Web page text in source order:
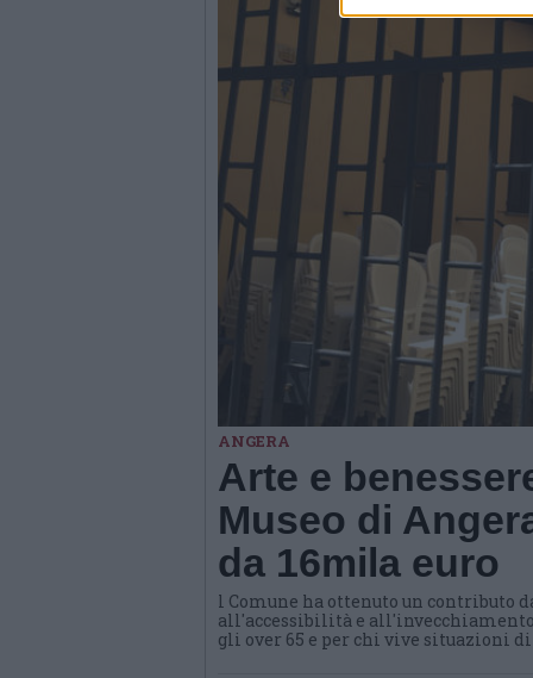
ANGERA
Arte e
Museo di
da 16mila euro
l Comune ha ottenuto un contributo
all'accessibilità e
gli over 65 e per chi vive situazioni